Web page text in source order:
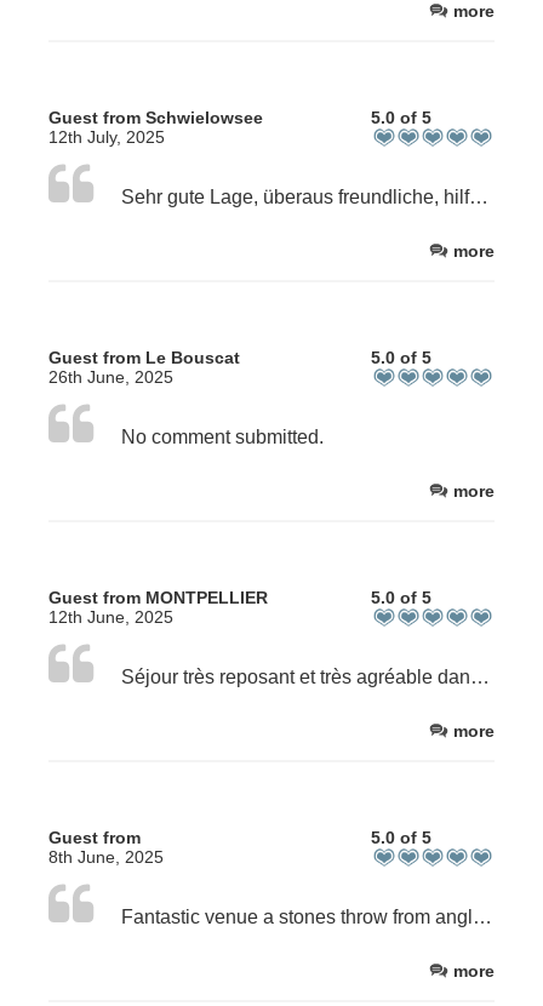
more
Guest from Schwielowsee
12th July, 2025
5.0 of 5
Sehr gute Lage, überaus freundliche, hilfsbereite und liebevolle Betreuung! Jederzeit wieder!!!
more
Guest from Le Bouscat
26th June, 2025
5.0 of 5
No comment submitted.
more
Guest from MONTPELLIER
12th June, 2025
5.0 of 5
Séjour très reposant et très agréable dans cette maison d'hôte remarquablement située entre forêt et océan. Un accueil très chaleureux: à la fois discret et avenant.
more
Guest from
8th June, 2025
5.0 of 5
Fantastic venue a stones throw from anglet beach and a lovely little 9-hole golf course. Very accomodating owner who went above and beyond to ensure we could stay on the desired dates despite some delays and complications to our arrival. We are very grateful for that. Incredibly friendly and charming service from a lovely couple and professional staff. I would recommend and would love to return. The venue is rather stunning, too. Lovely, well kitted out and spotless villa. All mod cons, great breakfast, amazing showers, perfectly comfortable beds... A great stay.
more